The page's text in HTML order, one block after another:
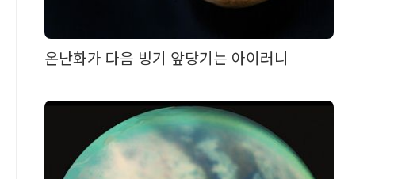
온난화가 다음 빙기 앞당기는 아이러니